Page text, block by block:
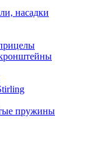
насадки
пружины